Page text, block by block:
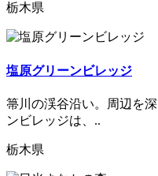
栃木県
塩原グリーンビレッジ
箒川の渓谷沿い。周辺を
ンビレッジは、..
栃木県